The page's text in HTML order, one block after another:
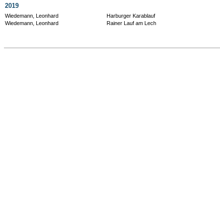
2019
Wiedemann, Leonhard
Harburger Karablauf
Wiedemann, Leonhard
Rainer Lauf am Lech